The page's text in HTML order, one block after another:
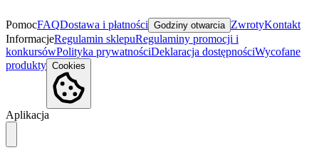
PomocFAQDostawa i płatności Godziny otwarcia ZwrotyKontakt
InformacjeRegulamin sklepuRegulaminy promocji i
konkursówPolityka prywatnościDeklaracja dostępnościWycofane
produkty Cookies
Aplikacja